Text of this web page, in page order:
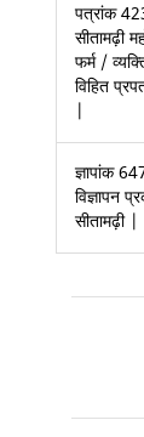
पत्रांक
सीतामढ़ी
फर्म /
विहित
|
ज्ञापांक
विज्ञापन
सीतामढ़ी |